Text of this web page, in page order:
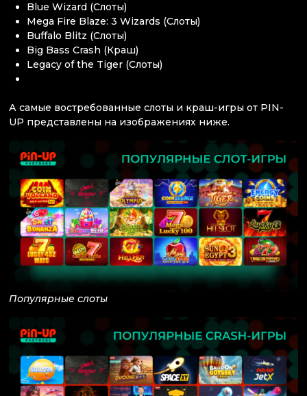
Blue Wizard (Слоты)
Mega Fire Blaze: 3 Wizards (Слоты)
Buffalo Blitz (Слоты)
Big Bass Crash (Краш)
Legacy of the Tiger (Слоты)
А самые востребованные слоты и краш-игры от PIN-
UP представлены на изображениях ниже.
Популярные слоты